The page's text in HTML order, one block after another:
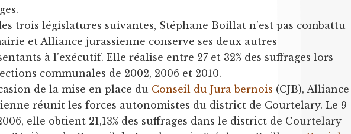
trois législatures suivantes, Stéphane Boillat n’est pas combattu
et Alliance jurassienne conserve ses deux autres
à l’exécutif. Elle réalise entre 27 et 32% des suffrages lors
communales de 2002, 2006 et 2010.
de la mise en place du Conseil du Jura bernois (CJB), Alliance
réunit les forces autonomistes du district de Courtelary. Le 9
elle obtient 21,13% des suffrages dans le district de Courtelary